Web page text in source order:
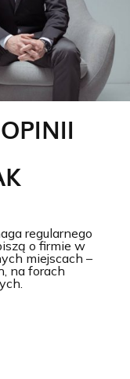
regularnego
o firmie w
miejscach –
na forach